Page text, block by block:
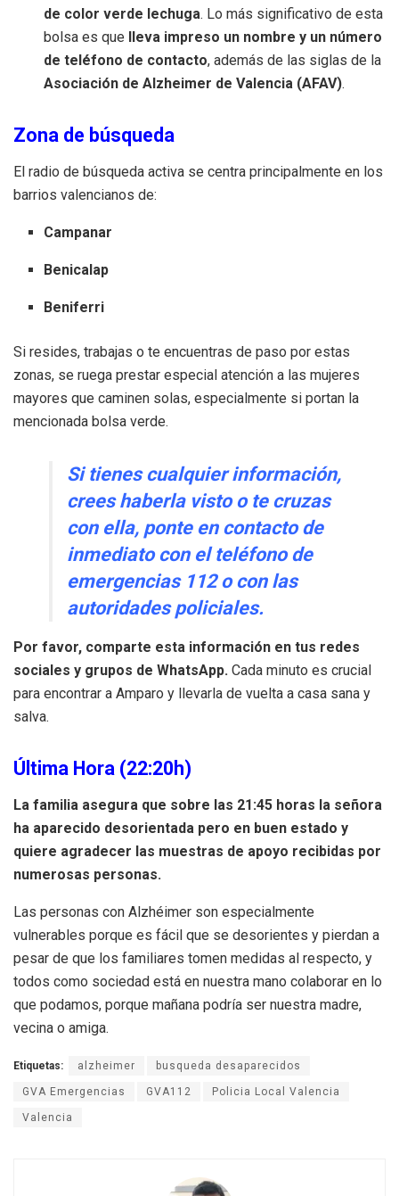
de color verde lechuga. Lo más significativo de esta
bolsa es que lleva impreso un nombre y un número
de teléfono de contacto, además de las siglas de la
Asociación de Alzheimer de Valencia (AFAV).
Zona de búsqueda
El radio de búsqueda activa se centra principalmente en los
barrios valencianos de:
Campanar
Benicalap
Beniferri
Si resides, trabajas o te encuentras de paso por estas
zonas, se ruega prestar especial atención a las mujeres
mayores que caminen solas, especialmente si portan la
mencionada bolsa verde.
Si tienes cualquier información,
crees haberla visto o te cruzas
con ella, ponte en contacto de
inmediato con el teléfono de
emergencias 112o con las
autoridades policiales.
Por favor, comparte esta información en tus redes
sociales y grupos de WhatsApp. Cada minuto es crucial
para encontrar a Amparo y llevarla de vuelta a casa sana y
salva.
Última Hora (22:20h)
La familia asegura que sobre las 21:45 horas la señora
ha aparecido desorientada pero en buen estado y
quiere agradecer las muestras de apoyo recibidas por
numerosas personas.
Las personas con Alzhéimer son especialmente
vulnerables porque es fácil que se desorientes y pierdan a
pesar de que los familiares tomen medidas al respecto, y
todos como sociedad está en nuestra mano colaborar en lo
que podamos, porque mañana podría ser nuestra madre,
vecina o amiga.
Etiquetas: alzheimer busqueda desaparecidos
GVA Emergencias GVA112 Policia Local Valencia
Valencia